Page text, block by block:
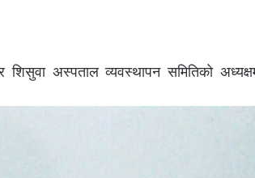
अस्पताल व्यवस्थापन समितिको